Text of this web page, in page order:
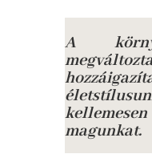
A
magunkat.